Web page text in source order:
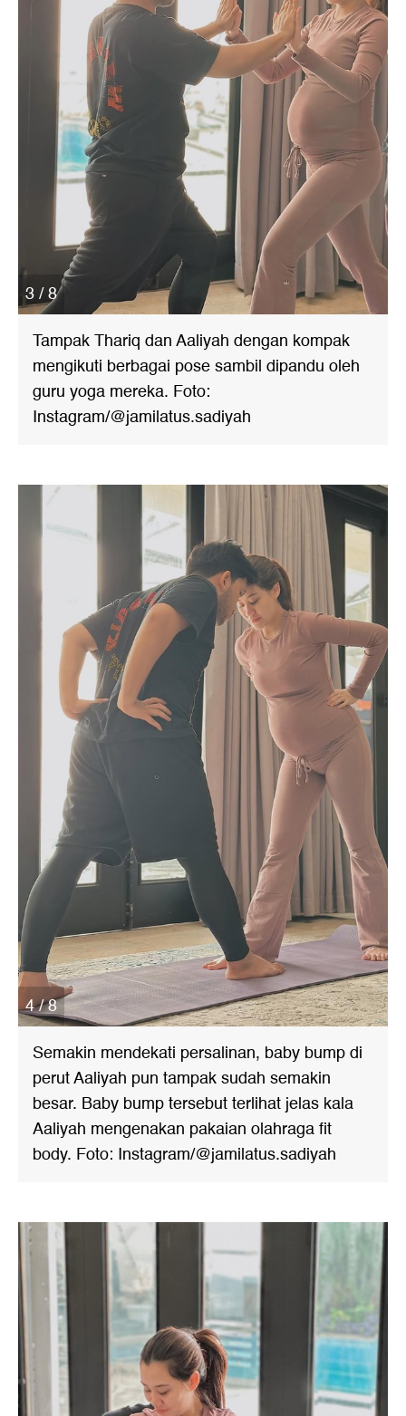
3 / 8
Tampak Thariq dan Aaliyah dengan kompak
mengikuti berbagai pose sambil dipandu oleh
guru yoga mereka. Foto:
Instagram/@jamilatus.sadiyah
4 / 8
Semakin mendekati persalinan, baby bump di
perut Aaliyah pun tampak sudah semakin
besar. Baby bump tersebut terlihat jelas kala
Aaliyah mengenakan pakaian olahraga fit
body. Foto: Instagram/@jamilatus.sadiyah